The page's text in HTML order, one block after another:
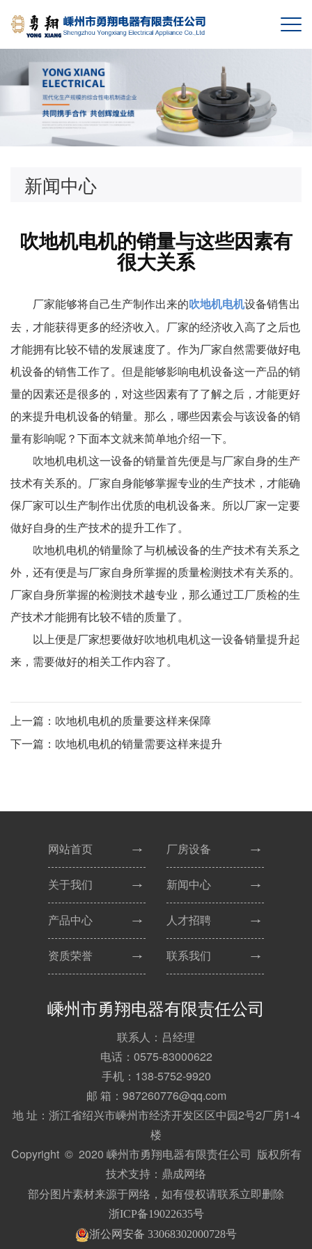
新闻中心
吹地机电机的销量与这些因素有
很大关系
厂家能够将自己生产制作出来的吹地机电机设备销售出
去，才能获得更多的经济收入。厂家的经济收入高了之后也
才能拥有比较不错的发展速度了。作为厂家自然需要做好电
机设备的销售工作了。但是能够影响电机设备这一产品的销
量的因素还是很多的，对这些因素有了了解之后，才能更好
的来提升电机设备的销量。那么，哪些因素会与该设备的销
量有影响呢？下面本文就来简单地介绍一下。
吹地机电机这一设备的销量首先便是与厂家自身的生产
技术有关系的。厂家自身能够掌握专业的生产技术，才能确
保厂家可以生产制作出优质的电机设备来。所以厂家一定要
做好自身的生产技术的提升工作了。
吹地机电机的销量除了与机械设备的生产技术有关系之
外，还有便是与厂家自身所掌握的质量检测技术有关系的。
厂家自身所掌握的检测技术越专业，那么通过工厂质检的生
产技术才能拥有比较不错的质量了。
以上便是厂家想要做好吹地机电机这一设备销量提升起
来，需要做好的相关工作内容了。
上一篇：吹地机电机的质量要这样来保障
下一篇：吹地机电机的销量需要这样来提升
嵊州市勇翔电器有限责任公司
联系人：吕经理
电话：0575-83000622
手机：138-5752-9920
邮 箱：987260776@qq.com
地 址：浙江省绍兴市嵊州市经济开发区区中园2号2厂房1-4
楼
Copyright © 2020 嵊州市勇翔电器有限责任公司 版权所有
技术支持： 鼎成网络
部分图片素材来源于网络，如有侵权请联系立即删除
浙ICP备19022635号
浙公网安备 33068302000728号
网站首页
关于我们
产品中心
资质荣誉
厂房设备
新闻中心
人才招聘
联系我们